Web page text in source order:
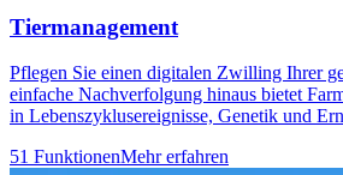
Tiermanagement
Pflegen Sie einen digitalen Zwilling Ihrer
einfache Nachverfolgung hinaus bietet
in Lebenszyklusereignisse, Genetik und
51 FunktionenMehr erfahren